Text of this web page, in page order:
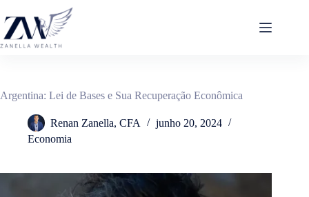
para
conteúdo
Argentina: Lei de Bases e Sua Recuperação Econômica
Renan Zanella, CFA
junho 20, 2024
Economia